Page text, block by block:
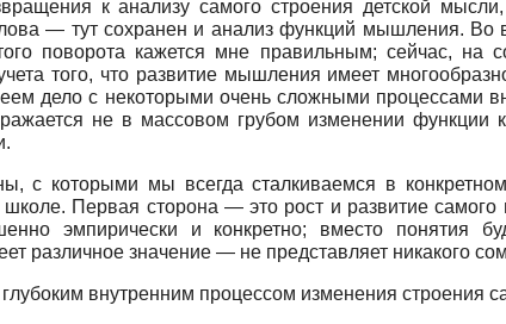
к анализу самого строения детской
— тут сохранен и анализ функций мышления.
поворота кажется мне правильным; сейчас,
того, что развитие мышления имеет
дело с некоторыми очень сложными процессами
не в массовом грубом изменении функции
с которыми мы всегда сталкиваемся в
Первая сторона — это рост и развитие самого
эмпирически и конкретно; вместо понятия
различное значение — не представляет никакого
внутренним процессом изменения строения